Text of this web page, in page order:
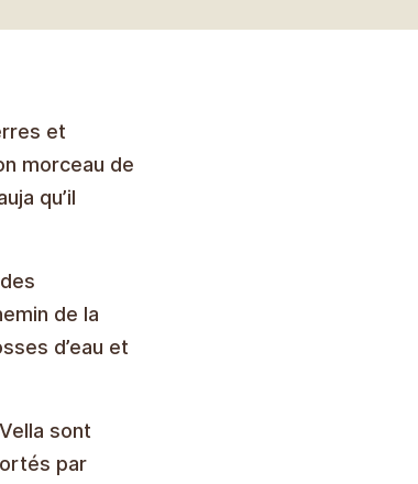
et
morceau de
qu’il
de la
d’eau et
sont
par